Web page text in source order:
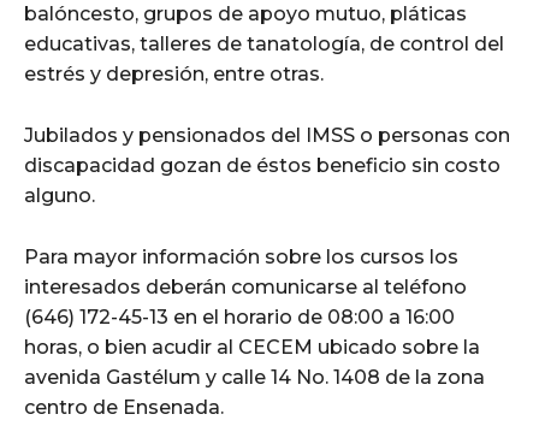
balóncesto, grupos de apoyo mutuo, pláticas
educativas, talleres de tanatología, de control del
estrés y depresión, entre otras.
Jubilados y pensionados del IMSS o personas con
discapacidad gozan de éstos beneficio sin costo
alguno.
Para mayor información sobre los cursos los
interesados deberán comunicarse al teléfono
(646) 172-45-13 en el horario de 08:00 a 16:00
horas, o bien acudir al CECEM ubicado sobre la
avenida Gastélum y calle 14 No. 1408 de la zona
centro de Ensenada.